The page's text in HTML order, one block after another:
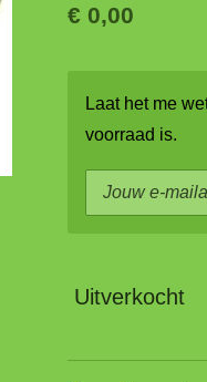
€ 0,00
Laat het me
voorraad is.
Uitverkocht